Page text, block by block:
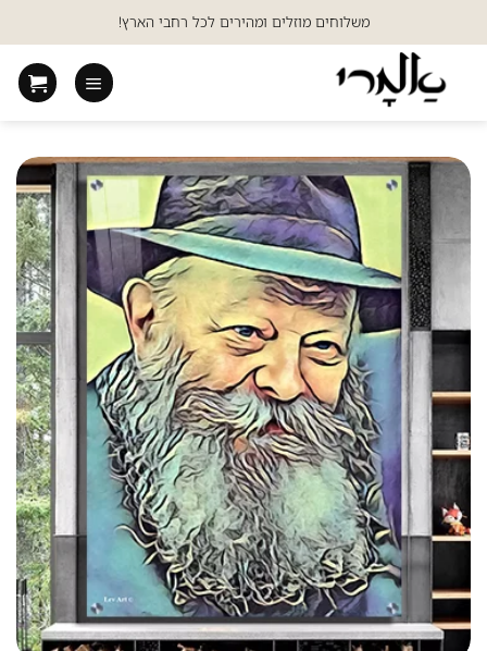
to
content
משלוחים מוזלים ומהירים לכל רחבי הארץ!